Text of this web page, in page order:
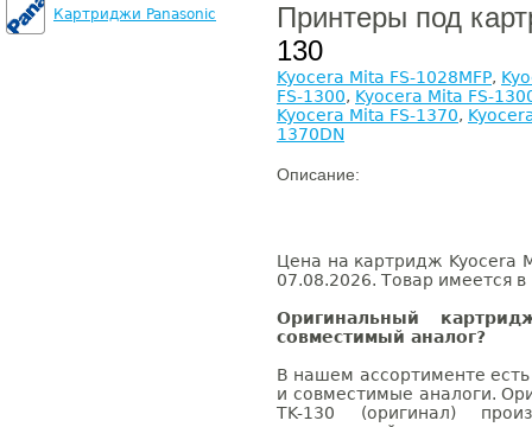
Картриджи Panasonic
Принтеры под
130
Kyocera Mita FS-1028MFP,
FS-1300, Kyocera Mita FS-
Kyocera Mita FS-1370,
1370DN
Описание:
Цена на картридж Kyocera
07.08.2026. Товар имеется в
Оригинальный
совместимый аналог?
В нашем ассортименте
и совместимые аналоги.
TK-130 (оригинал)